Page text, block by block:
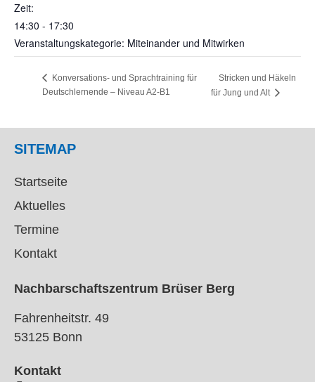
Zeit:
14:30 - 17:30
Veranstaltungskategorie: Miteinander und Mitwirken
Konversations- und Sprachtraining für
Deutschlernende – Niveau A2-B1
Stricken und Häkeln
für Jung und Alt
SITEMAP
Startseite
Aktuelles
Termine
Kontakt
Nachbarschaftszentrum Brüser Berg
Fahrenheitstr. 49
53125 Bonn
Kontakt